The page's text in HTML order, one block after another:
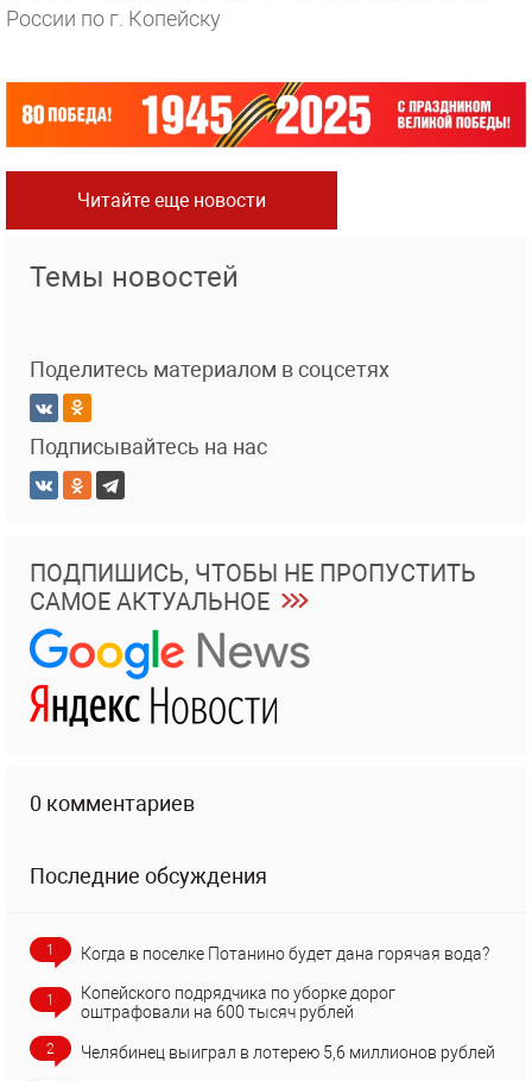
России по г. Копейску
Читайте еще новости
Темы новостей
Поделитесь материалом в соцсетях
Подписывайтесь на нас
ПОДПИШИСЬ, ЧТОБЫ НЕ ПРОПУСТИТЬ
САМОЕ АКТУАЛЬНОЕ
0 комментариев
Последние обсуждения
1 Когда в поселке Потанино будет дана горячая вода?
1
Копейского подрядчика по уборке дорог
оштрафовали на 600 тысяч рублей
2 Челябинец выиграл в лотерею 5,6 миллионов рублей